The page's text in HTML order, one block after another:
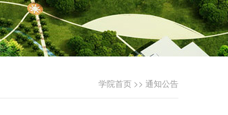
学院首页 >> 通知公告